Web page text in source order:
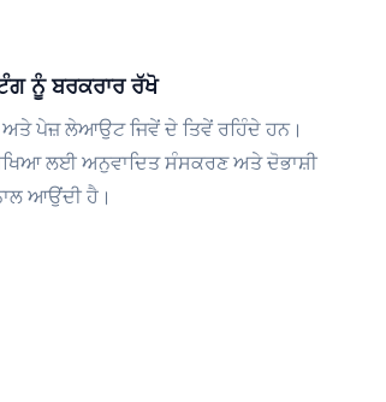
ਨੂੰ ਬਰਕਰਾਰ ਰੱਖੋ
ਪੇਜ਼ ਲੇਆਉਟ ਜਿਵੇਂ ਦੇ ਤਿਵੇਂ ਰਹਿੰਦੇ ਹਨ।
ਲਈ ਅਨੁਵਾਦਿਤ ਸੰਸਕਰਣ ਅਤੇ ਦੋਭਾਸ਼ੀ
ਆਉਂਦੀ ਹੈ।